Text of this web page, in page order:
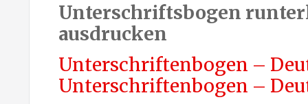
Unterschriftsbogen
ausdrucken
Unterschriftenbogen –
Unterschriftenbogen –